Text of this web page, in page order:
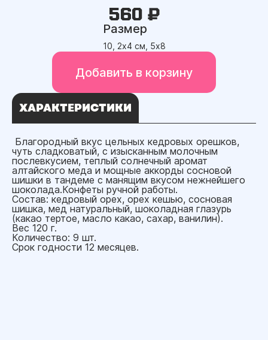
560 ₽
Размер
10, 2х4 см, 5х8
Добавить в корзину
ХАРАКТЕРИСТИКИ
Благородный вкус цельных кедровых орешков,
чуть сладковатый, с изысканным молочным
послевкусием, теплый солнечный аромат
алтайского меда и мощные аккорды сосновой
шишки в тандеме с манящим вкусом нежнейшего
шоколада.Конфеты ручной работы.
Состав: кедровый орех, орех кешью, сосновая
шишка, мед натуральный, шоколадная глазурь
(какао тертое, масло какао, сахар, ванилин).
Вес 120 г.
Количество: 9 шт.
Срок годности 12 месяцев.